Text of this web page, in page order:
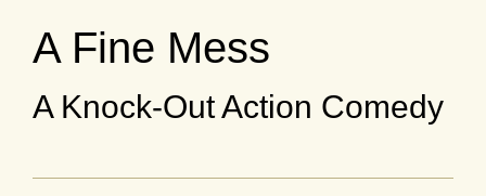
A Fine Mess
A Knock-Out Action Comedy